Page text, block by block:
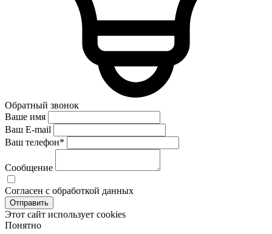
Обратный звонок
Ваше имя
Ваш E-mail
Ваш телефон*
Сообщение
Согласен с обработкой данных
Отправить
Этот сайт использует cookies
Понятно